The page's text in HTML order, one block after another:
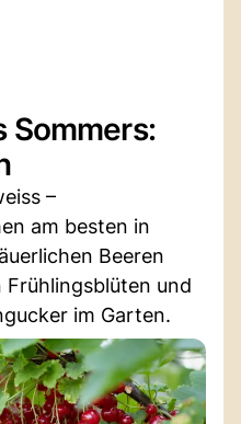
Sommers:
–
am besten in
Beeren
und
im Garten.